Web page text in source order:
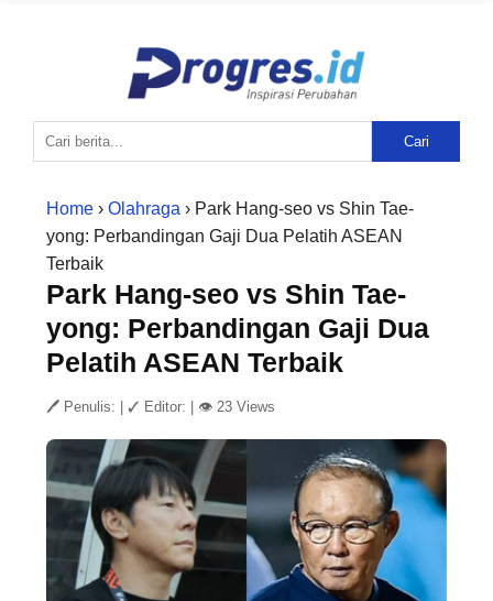
Cari
Home › Olahraga › Park Hang-seo vs Shin Tae-
yong: Perbandingan Gaji Dua Pelatih ASEAN
Terbaik
Park Hang-seo vs Shin Tae-
yong: Perbandingan Gaji Dua
Pelatih ASEAN Terbaik
🖊 Penulis: ✓ Editor: 👁 23 Views